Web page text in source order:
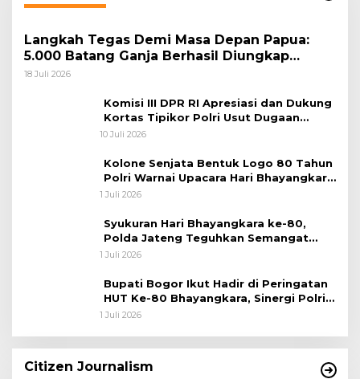
Langkah Tegas Demi Masa Depan Papua:
5.000 Batang Ganja Berhasil Diungkap
Koops TNI Habema
18 Juli 2026
Komisi III DPR RI Apresiasi dan Dukung
Kortas Tipikor Polri Usut Dugaan
Korupsi Batu Bara
10 Juli 2026
Kolone Senjata Bentuk Logo 80 Tahun
Polri Warnai Upacara Hari Bhayangkara
ke-80
1 Juli 2026
Syukuran Hari Bhayangkara ke-80,
Polda Jateng Teguhkan Semangat
Pengabdian dan Pererat Kebersamaan
1 Juli 2026
Bupati Bogor Ikut Hadir di Peringatan
HUT Ke-80 Bhayangkara, Sinergi Polri
dan Pemkab Bogor Jadi Kunci Menjaga
1 Juli 2026
Citizen Journalism